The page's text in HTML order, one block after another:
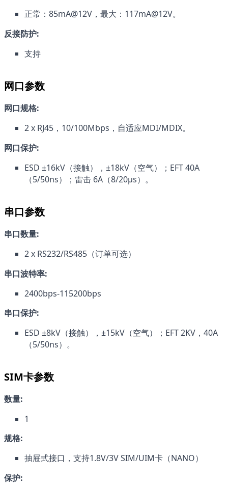
正常：85mA@12V，最大：117mA@12V。
反接防护:
支持
网口参数
网口规格:
2 x RJ45，10/100Mbps，自适应MDI/MDIX。
网口保护:
ESD ±16kV（接触），±18kV（空气）；EFT 40A
（5/50ns）；雷击 6A（8/20µs）。
串口参数
串口数量:
2 x RS232/RS485（订单可选）
串口波特率:
2400bps-115200bps
串口保护:
ESD ±8kV（接触），±15kV（空气）；EFT 2KV，40A
（5/50ns）。
SIM卡参数
数量:
1
规格:
抽屉式接口，支持1.8V/3V SIM/UIM卡（NANO）
保护: